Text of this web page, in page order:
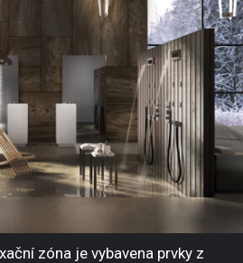
zóna je vybavena prvky z